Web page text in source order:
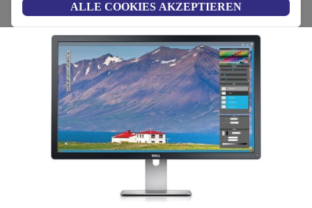
ALLE COOKIES AKZEPTIEREN
(Bewertungen werden gesammelt)